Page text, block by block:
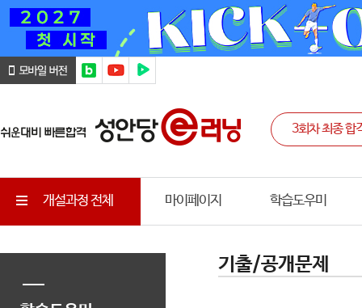
개설과정 전체 마이페이지 학습도우미
기출/공개문제